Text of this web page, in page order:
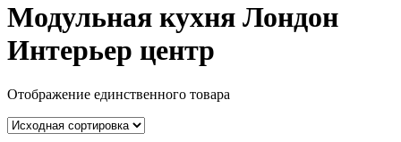
Модульная кухня Лондон
Интерьер центр
Отображение единственного товара